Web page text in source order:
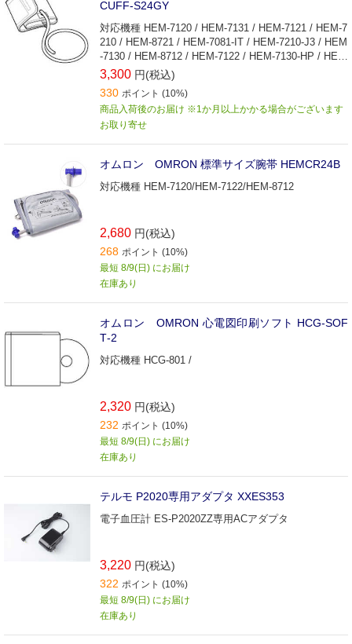
CUFF‐S24GY
対応機種 HEM-7120 / HEM-7131 / HEM-7121 / HEM-7
210 / HEM-8721 / HEM-7081-IT / HEM-7210-J3 / HEM
-7130 / HEM-8712 / HEM-7122 / HEM-7130-HP / HEM
-7133 / HEM-7123 / HEM-9200T-JP /
3,300 円(税込)
330 ポイント (10%)
商品入荷後のお届け ※1か月以上かかる場合がございます
お取り寄せ
オムロン OMRON 標準サイズ腕帯 HEMCR24B
対応機種 HEM-7120/HEM-7122/HEM-8712
2,680 円(税込)
268 ポイント (10%)
最短 8/9(日) にお届け
在庫あり
オムロン OMRON 心電図印刷ソフト HCG‐SOF
T‐2
対応機種 HCG-801 /
2,320 円(税込)
232 ポイント (10%)
最短 8/9(日) にお届け
在庫あり
テルモ P2020専用アダプタ XXES353
電子血圧計 ES-P2020ZZ専用ACアダプタ
3,220 円(税込)
322 ポイント (10%)
最短 8/9(日) にお届け
在庫あり